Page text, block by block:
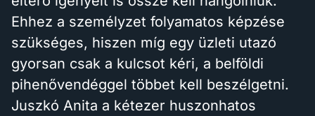
Ehhez a személyzet folyamatos képzése
szükséges, hiszen míg egy üzleti utazó
gyorsan csak a kulcsot kéri, a belföldi
pihenővendéggel többet kell beszélgetni.
Juszkó Anita a kétezer huszonhatos